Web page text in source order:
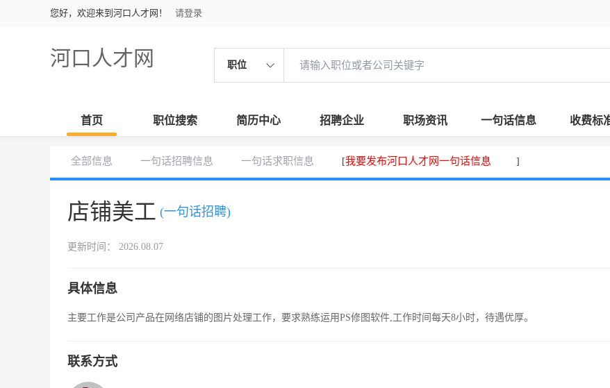
您好，欢迎来到河口人才网！ 请登录
河口人才网 职位
首页 职位搜索 简历中心 招聘企业 职场资讯 一句话信息 收费标
全部信息 一句话招聘信息 一句话求职信息 [我要发布河口人才网一句话信息 ]
店铺美工 (一句话招聘)
更新时间： 2026.08.07
具体信息
主要工作是公司产品在网络店铺的图片处理工作，要求熟练运用PS修图软件,工作时间每天8小时，待遇优厚。
联系方式